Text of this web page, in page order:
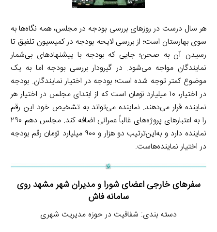
هر سال درست در روزهای بررسی بودجه در مجلس، همه نگاه‌ها به
سوی بهارستان است؛ از بررسی لایحه بودجه در کمیسیون تلفیق تا
رسیدن آن به صحن؛ جایی که بودجه با پیشنهادهای بی‌شمار
نمایندگان مواجه می‌شود. در گیرودار بررسی بودجه اما به یک
موضوع کمتر توجه شده است؛ بودجه در اختیار نمایندگان. بودجه
در اختیار، ۱۰ میلیارد تومان است که از ابتدای مجلس در اختیار هر
نماینده قرار می‌دهند. نماینده می‌تواند به تشخیص خود این رقم
را به اعتبارهای پروژه‌های غالباً عمرانی اضافه کند. مجلس دهم ۲۹۰
نماینده دارد و به‌این‌ترتیب دو هزار و ۹۰۰ میلیارد تومان رقم بودجه
در اختیار نماینده‌هاست.
سفرهای خارجی اعضای شورا و مدیران شهر مشهد روی
سامانه فاش
دسته بندی: شفافیت در حوزه مدیریت شهری